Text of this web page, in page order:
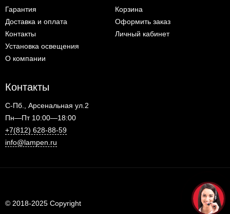
Гарантия
Доставка и оплата
Контакты
Установка освещения
О компании
Корзина
Оформить заказ
Личный кабинет
Контакты
С-Пб., Арсенальная ул.2
Пн—Пт 10:00—18:00
+7(812) 628-88-59
info@lampen.ru
© 2018-2025 Copyright